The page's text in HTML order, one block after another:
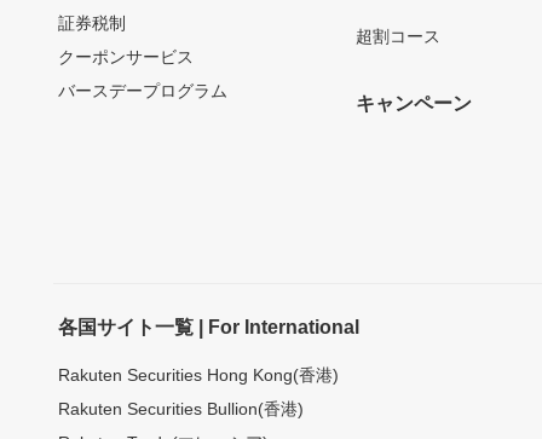
証券税制
クーポンサービス
バースデープログラム
超割コース
キャンペーン
各国サイト一覧 | For International
Rakuten Securities Hong Kong(香港)
Rakuten Securities Bullion(香港)